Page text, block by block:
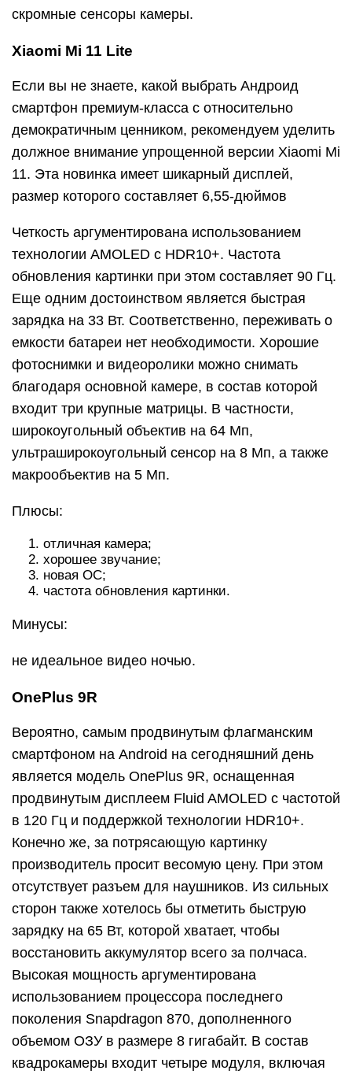
скромные сенсоры камеры.
Xiaomi Mi 11 Lite
Если вы не знаете, какой выбрать Андроид
смартфон премиум-класса с относительно
демократичным ценником, рекомендуем уделить
должное внимание упрощенной версии Xiaomi Mi
11. Эта новинка имеет шикарный дисплей,
размер которого составляет 6,55-дюймов
Четкость аргументирована использованием
технологии AMOLED с HDR10+. Частота
обновления картинки при этом составляет 90 Гц.
Еще одним достоинством является быстрая
зарядка на 33 Вт. Соответственно, переживать о
емкости батареи нет необходимости. Хорошие
фотоснимки и видеоролики можно снимать
благодаря основной камере, в состав которой
входит три крупные матрицы. В частности,
широкоугольный объектив на 64 Мп,
ультраширокоугольный сенсор на 8 Мп, а также
макрообъектив на 5 Мп.
Плюсы:
отличная камера;
хорошее звучание;
новая ОС;
частота обновления картинки.
Минусы:
не идеальное видео ночью.
OnePlus 9R
Вероятно, самым продвинутым флагманским
смартфоном на Android на сегодняшний день
является модель OnePlus 9R, оснащенная
продвинутым дисплеем Fluid AMOLED с частотой
в 120 Гц и поддержкой технологии HDR10+.
Конечно же, за потрясающую картинку
производитель просит весомую цену. При этом
отсутствует разъем для наушников. Из сильных
сторон также хотелось бы отметить быструю
зарядку на 65 Вт, которой хватает, чтобы
восстановить аккумулятор всего за полчаса.
Высокая мощность аргументирована
использованием процессора последнего
поколения Snapdragon 870, дополненного
объемом ОЗУ в размере 8 гигабайт. В состав
квадрокамеры входит четыре модуля, включая